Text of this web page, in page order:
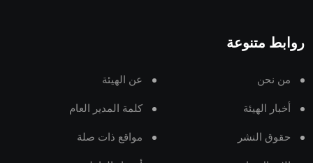
روابط متنوعة
من نحن عن الهيئة
أخبار الهيئة كلمة المدير العام
حقوق النشر مواقع ذات صلة